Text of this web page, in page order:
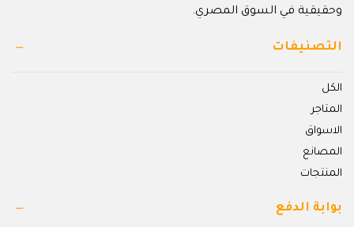
وحقيقية في السوق المصري.
التصنيفات
الكل
المتاجر
الاسواق
المصانع
المنتجات
بوابة الدفع